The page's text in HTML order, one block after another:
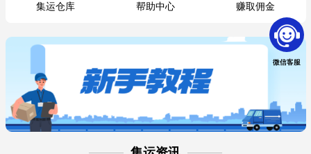
集运仓库 帮助中心 赚取佣金
微信客服